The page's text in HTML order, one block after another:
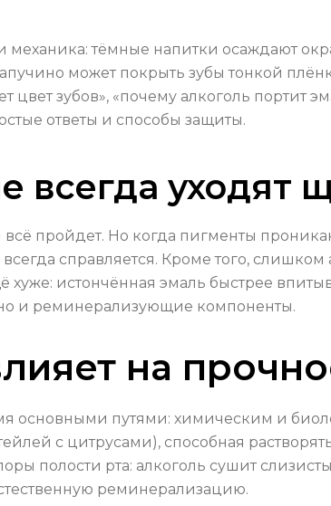
механика: тёмные напитки осаждают
может покрыть зубы тонкой
цвет зубов», «почему алкоголь портит
ответы и способы защиты.
всегда уходят
пройдет. Но когда пигменты
справляется. Кроме того,
хуже: истончённая эмаль быстрее
но и реминерализующие компоненты.
на
основными путями: химическим и
с цитрусами), способная
полости рта: алкоголь сушит
реминерализацию.